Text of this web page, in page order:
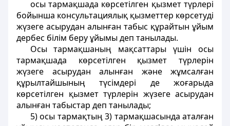
осы тармақшада көрсетiлген қызмет түрлерi
бойынша консультациялық қызметтер көрсетудi
жүзеге асырудан алынған табыс құрайтын ұйым
дербес білім беру ұйымы деп танылады.
Осы тармақшаның мақсаттары үшін осы
тармақшада көрсетілген қызмет түрлерін
жүзеге асырудан алынған және жұмсалған
құрылтайшының түсімдері де жоғарыда
көрсетілген қызмет түрлерін жүзеге асырудан
алынған табыстар деп танылады;
5) осы тармақтың 3) тармақшасында аталған